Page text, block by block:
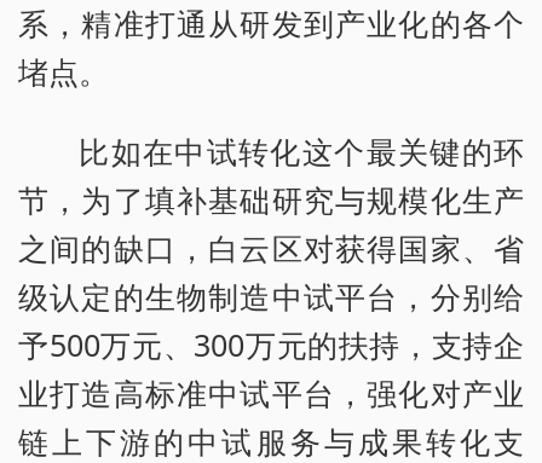
系，精准打通从研发到产业化的各个
堵点。
比如在中试转化这个最关键的环
节，为了填补基础研究与规模化生产
之间的缺口，白云区对获得国家、省
级认定的生物制造中试平台，分别给
予500万元、300万元的扶持，支持企
业打造高标准中试平台，强化对产业
链上下游的中试服务与成果转化支